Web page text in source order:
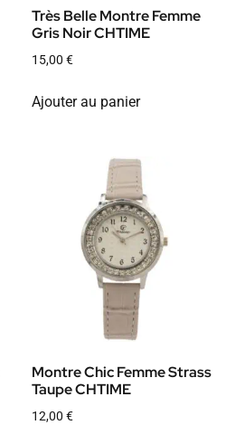
Très Belle Montre Femme
Gris Noir CHTIME
15,00 €
Ajouter au panier
Montre Chic Femme Strass
Taupe CHTIME
12,00 €